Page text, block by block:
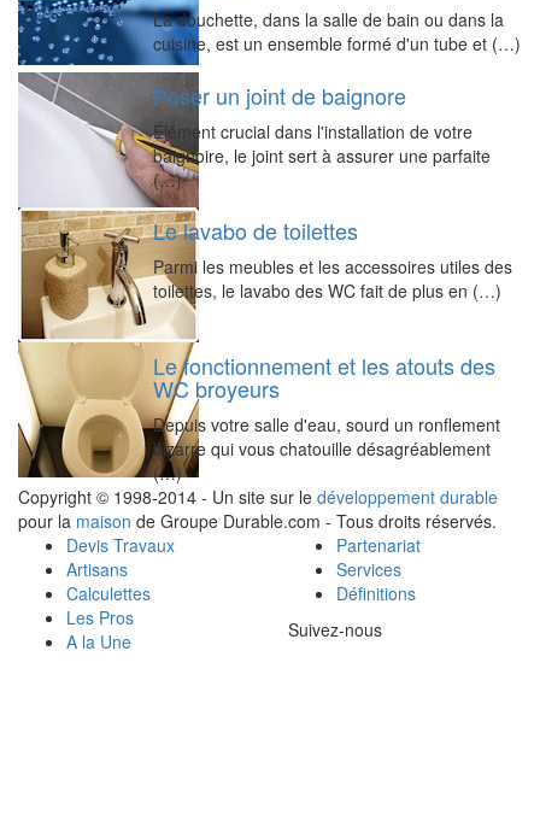
La douchette, dans la salle de bain ou dans la
cuisine, est un ensemble formé d'un tube et (…)
Poser un joint de baignore
Élément crucial dans l'installation de votre
baignoire, le joint sert à assurer une parfaite
(…)
Le lavabo de toilettes
Parmi les meubles et les accessoires utiles des
toilettes, le lavabo des WC fait de plus en (…)
Le fonctionnement et les atouts des
WC broyeurs
Depuis votre salle d'eau, sourd un ronflement
bizarre qui vous chatouille désagréablement
(…)
Copyright © 1998-2014 - Un site sur le développement durable
pour la maison de Groupe Durable.com - Tous droits réservés.
Devis Travaux
Artisans
Calculettes
Les Pros
A la Une
Partenariat
Services
Définitions
Suivez-nous